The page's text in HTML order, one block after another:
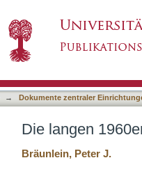
→
Dokumente zentraler
Die langen
Bräunlein, Peter J.